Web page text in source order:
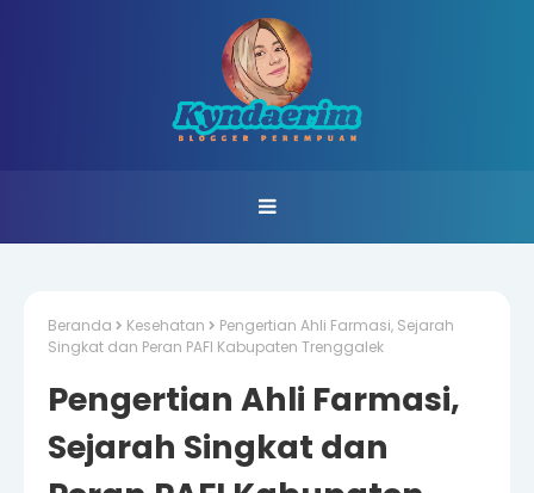
Beranda Kesehatan
Pengertian Ahli Farmasi, Sejarah
Singkat dan Peran PAFI Kabupaten Trenggalek
Pengertian Ahli Farmasi,
Sejarah Singkat dan